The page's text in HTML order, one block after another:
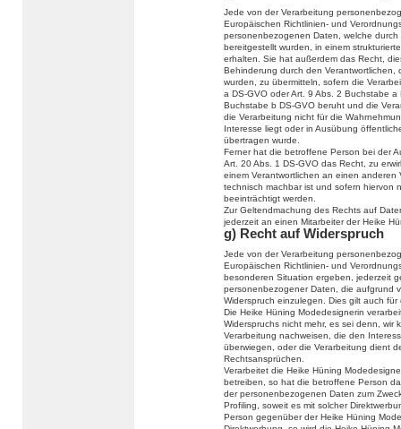
Jede von der Verarbeitung
Europäischen Richtlinien- und
personenbezogenen Daten, welche
bereitgestellt wurden, in einem
erhalten. Sie hat außerdem das Recht,
Behinderung durch den
wurden, zu übermitteln, sofern die
a DS-GVO oder Art. 9 Abs. 2 Buchstabe
Buchstabe b DS-GVO beruht und die
die Verarbeitung nicht für die
Interesse liegt oder in Ausübung
übertragen wurde.
Ferner hat die betroffene Person bei der
Art. 20 Abs. 1 DS-GVO das Recht, zu
einem Verantwortlichen an einen anderen
technisch machbar ist und sofern hiervon
beeinträchtigt werden.
Zur Geltendmachung des Rechts auf
jederzeit an einen Mitarbeiter der Heike
g) Recht auf Widerspruch
Jede von der Verarbeitung
Europäischen Richtlinien- und
besonderen Situation ergeben, jederzeit
personenbezogener Daten, die aufgrund
Widerspruch einzulegen. Dies gilt auch
Die Heike Hüning Modedesignerin
Widerspruchs nicht mehr, es sei denn,
Verarbeitung nachweisen, die den
überwiegen, oder die Verarbeitung dient
Rechtsansprüchen.
Verarbeitet die Heike Hüning
betreiben, so hat die betroffene Person
der personenbezogenen Daten zum
Profiling, soweit es mit solcher
Person gegenüber der Heike Hüning